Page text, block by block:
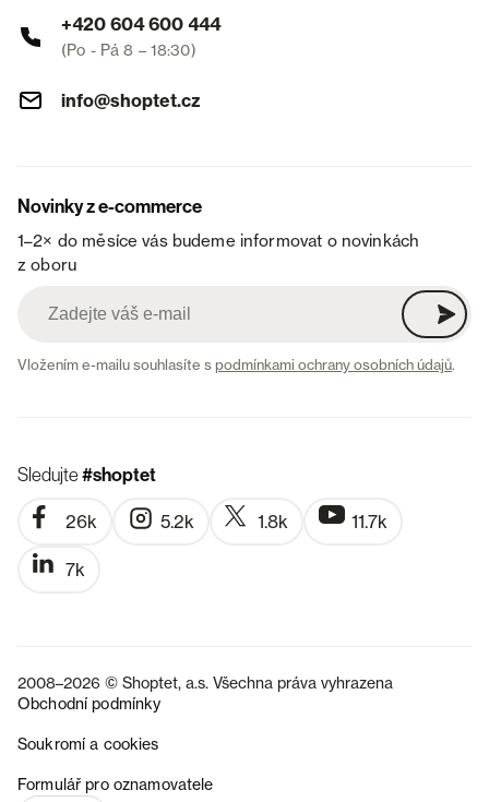
+420 604 600 444
(Po - Pá 8 – 18:30)
info@shoptet.cz
Novinky z e-commerce
1–2× do měsíce vás budeme informovat o novinkách
z oboru
Vložením e-mailu souhlasíte spodmínkami ochrany osobních údajů.
Sledujte#shoptet
26k 5.2k 1.8k 11.7k
7k
2008–2026 © Shoptet, a.s. Všechna práva vyhrazena
Obchodní podmínky
Soukromí a cookies
Formulář pro oznamovatele